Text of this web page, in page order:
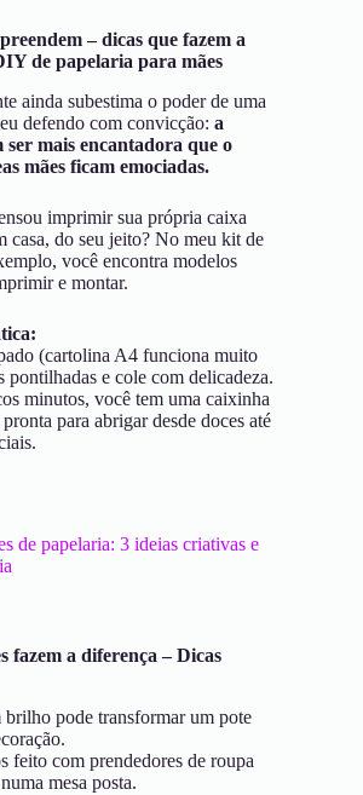
– dicas que fazem a
de papelaria para mães
ainda subestima o poder de uma
defendo com convicção: a
ser mais encantadora que o
mães ficam emociadas.
imprimir sua própria caixa
casa, do seu jeito? No meu kit de
você encontra modelos
e montar.
(cartolina A4 funciona muito
pontilhadas e cole com delicadeza.
minutos, você tem uma caixinha
para abrigar desde doces até
de papelaria: 3 ideias criativas e
fazem a diferença – Dicas
pode transformar um pote
feito com prendedores de roupa
mesa posta.